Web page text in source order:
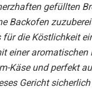
gefüllten
Backofen
für die Köstlichkeit
einer aromatischen
Käse und perfekt
Gericht